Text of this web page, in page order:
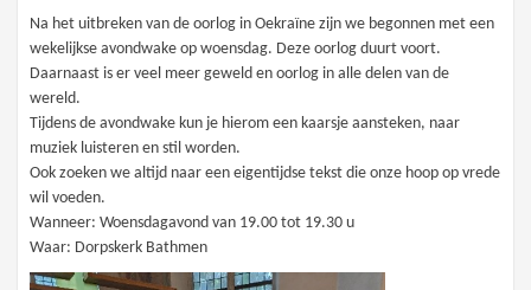
Na het uitbreken van de oorlog in Oekraïne zijn we begonnen met een
wekelijkse avondwake op woensdag. Deze oorlog duurt voort.
Daarnaast is er veel meer geweld en oorlog in alle delen van de
wereld.
Tijdens de avondwake kun je hierom een kaarsje aansteken, naar
muziek luisteren en stil worden.
Ook zoeken we altijd naar een eigentijdse tekst die onze hoop op vrede
wil voeden.
Wanneer: Woensdagavond van 19.00 tot 19.30 u
Waar: Dorpskerk Bathmen